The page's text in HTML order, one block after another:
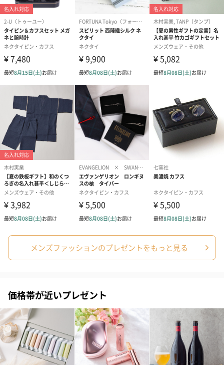
ゼリーバウム カット
（レモン＆紅茶）（432
円）
麦わらパンダバウム
（バナナ味）（540円）
3層デザート
ェ〜国産フル
り〜 3号（864
スキンケアグッズ
スキンケアグッズを同梱してお届けします。
ハンドクリーム3本セッ
ト【ありがとう】
（1,100円）
シャワージェル＆ハン
ドクリーム（ピンクグ
レープフルーツ）
（2,145円）
ドクリーム（
ッシュローズ
円）
リラックスグッズ
メンズファッションのプレゼントをもっと見る
価格帯が近いプレゼント